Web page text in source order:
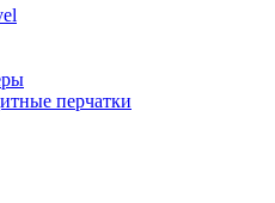
перчатки